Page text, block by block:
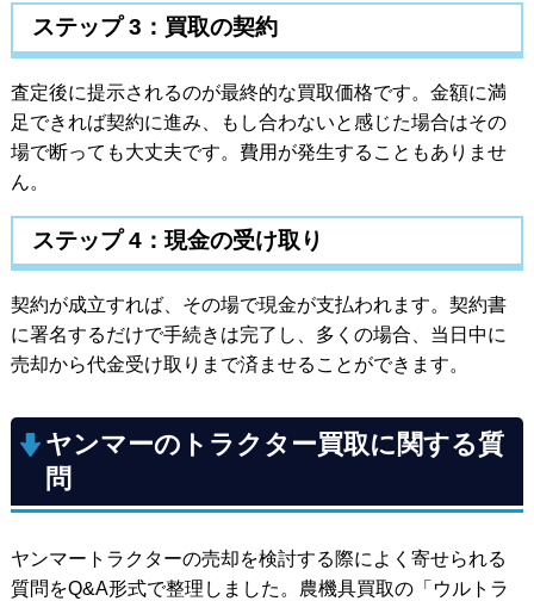
ステップ 3：買取の契約
査定後に提示されるのが最終的な買取価格です。金額に満
足できれば契約に進み、もし合わないと感じた場合はその
場で断っても大丈夫です。費用が発生することもありませ
ん。
ステップ 4：現金の受け取り
契約が成立すれば、その場で現金が支払われます。契約書
に署名するだけで手続きは完了し、多くの場合、当日中に
売却から代金受け取りまで済ませることができます。
ヤンマーのトラクター買取に関する質
問
ヤンマートラクターの売却を検討する際によく寄せられる
質問をQ&A形式で整理しました。農機具買取の「ウルトラ